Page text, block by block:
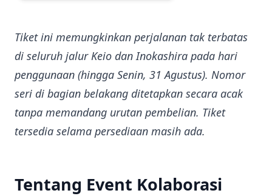
Tiket ini memungkinkan perjalanan tak terbatas
di seluruh jalur Keio dan Inokashira pada hari
penggunaan (hingga Senin, 31 Agustus). Nomor
seri di bagian belakang ditetapkan secara acak
tanpa memandang urutan pembelian. Tiket
tersedia selama persediaan masih ada.
Tentang Event Kolaborasi